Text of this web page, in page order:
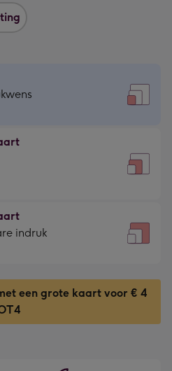
indruk
een grote kaart voor € 4